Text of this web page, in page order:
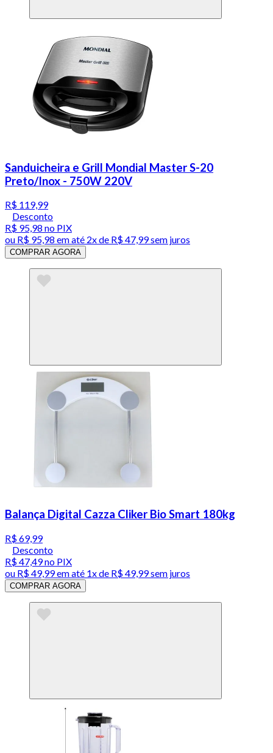
Sanduicheira e Grill Mondial Master S-20
Preto/Inox - 750W 220V
R$ 119,99
Desconto
R$ 95,98 no PIX
ou R$ 95,98 em até 2x de R$ 47,99 sem juros
COMPRAR AGORA
Balança Digital Cazza Cliker Bio Smart 180kg
R$ 69,99
Desconto
R$ 47,49no PIX
ou R$ 49,99em até 1x de R$ 49,99sem juros
COMPRAR AGORA